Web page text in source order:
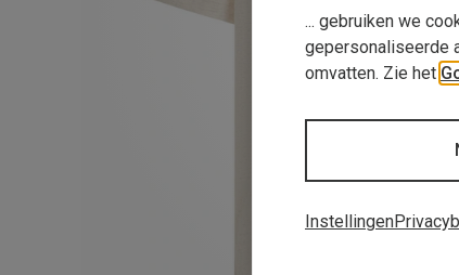
... gebruiken we
gepersonaliseerde
omvatten. Zie het
Instellingen